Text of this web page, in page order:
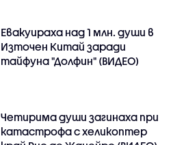
Евакуираха над 1 млн. души в
Източен Китай заради
тайфуна "Долфин" (ВИДЕО)
Четирима души загинаха при
катастрофа с хеликоптер